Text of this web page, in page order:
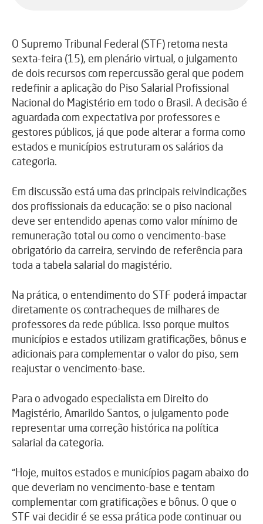
O Supremo Tribunal Federal (STF) retoma nesta
sexta-feira (15), em plenário virtual, o julgamento
de dois recursos com repercussão geral que podem
redefinir a aplicação do Piso Salarial Profissional
Nacional do Magistério em todo o Brasil. A decisão é
aguardada com expectativa por professores e
gestores públicos, já que pode alterar a forma como
estados e municípios estruturam os salários da
categoria.
Em discussão está uma das principais reivindicações
dos profissionais da educação: se o piso nacional
deve ser entendido apenas como valor mínimo de
remuneração total ou como o vencimento-base
obrigatório da carreira, servindo de referência para
toda a tabela salarial do magistério.
Na prática, o entendimento do STF poderá impactar
diretamente os contracheques de milhares de
professores da rede pública. Isso porque muitos
municípios e estados utilizam gratificações, bônus e
adicionais para complementar o valor do piso, sem
reajustar o vencimento-base.
Para o advogado especialista em Direito do
Magistério, Amarildo Santos, o julgamento pode
representar uma correção histórica na política
salarial da categoria.
“Hoje, muitos estados e municípios pagam abaixo do
que deveriam no vencimento-base e tentam
complementar com gratificações e bônus. O que o
STF vai decidir é se essa prática pode continuar ou